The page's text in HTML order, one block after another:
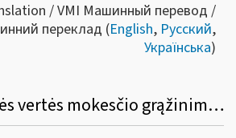
/ VMI Машинный перевод /
переклад (English, Русский,
Українська)
Dėl su pridėtinės vertės mokesčio grąžinimu susijusių formų ir jų užpildymo taisyklių patvirtinimo